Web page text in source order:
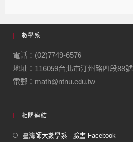
e
b
o
o
k
gr
m
數學系
電話：(02)7749-6576
地址：116059台北市汀州路四段88號
電郵：math@ntnu.edu.tw
相關連結
臺灣師大數學系 - 臉書 Facebook